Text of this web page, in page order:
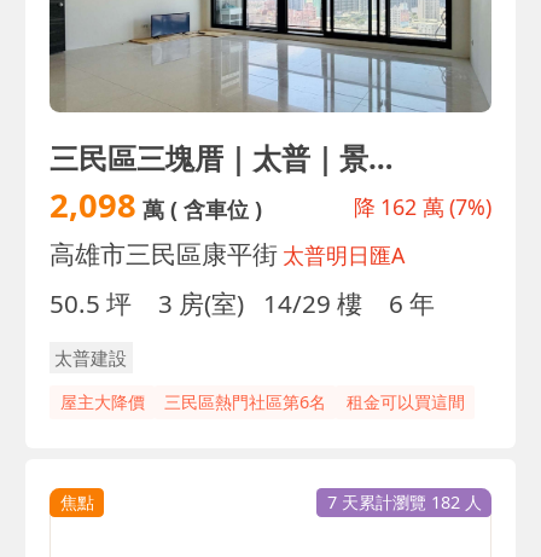
三民區三塊厝｜太普｜景觀3房平車｜超稀有全屋亮
2,098 萬( 含車位 ) 降 162 萬(7%)
高雄市三民區康平街 太普明日匯A
50.5 坪 3 房(室) 14/29 樓 6 年
太普建設
屋主大降價 三民區熱門社區第6名 租金可以買這間
焦點 7 天累計瀏覽 182 人